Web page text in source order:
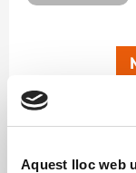
Aquest lloc web